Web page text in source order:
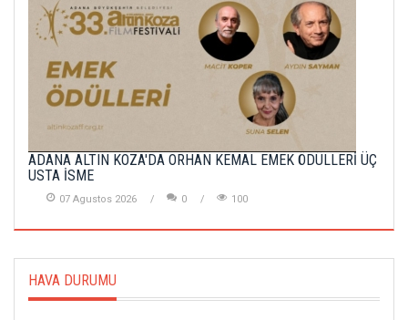
ADANA ALTIN KOZA'DA ORHAN KEMAL EMEK ÖDÜLLERİ ÜÇ
USTA İSME
07 Agustos 2026 0 100
HAVA DURUMU